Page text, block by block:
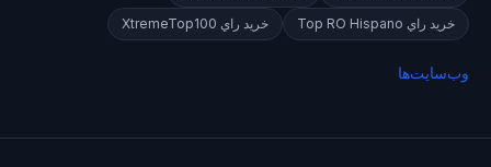
خريد راي Top RO Hispano خريد راي XtremeTop100
وب‌سایت‌ها